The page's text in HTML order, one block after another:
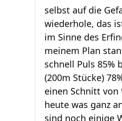
selbst auf die
wiederhole, das
im Sinne des
meinem Plan
schnell Puls 85%
(200m Stücke)
einen Schnitt von
heute was ganz
sind noch einige